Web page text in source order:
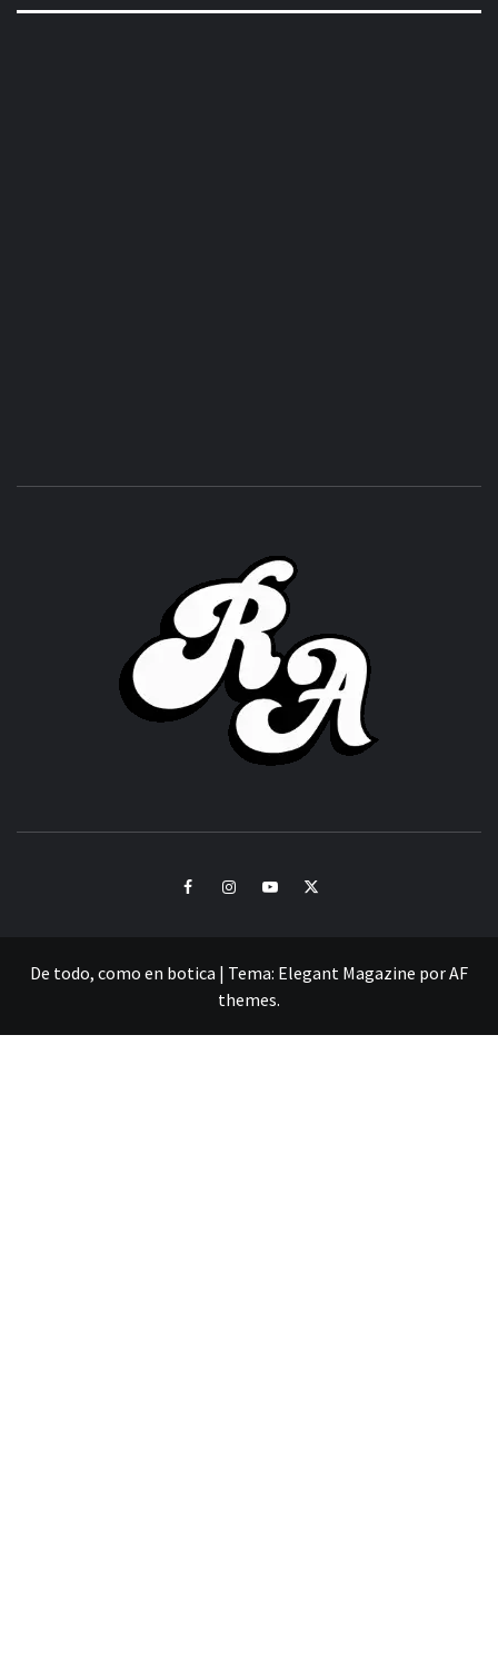
FacebookInstagramYoutubeTwitter
De todo, como en botica | Tema: Elegant Magazine porAF
themes.